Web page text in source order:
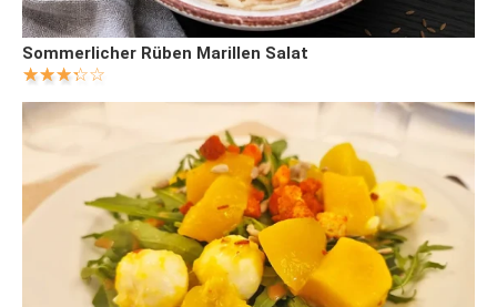
Sommerlicher Rüben Marillen Salat